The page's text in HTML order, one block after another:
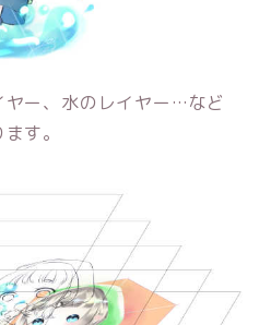
ー、水のレイヤー…など
す。